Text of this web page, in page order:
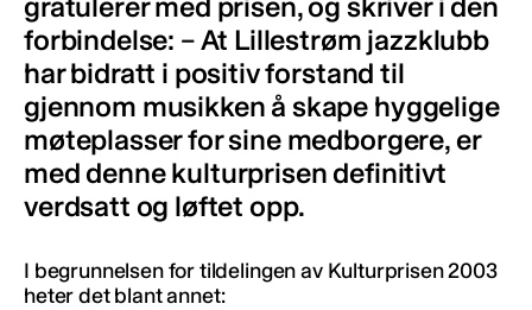
forbindelse: – At Lillestrøm jazzklubb
har bidratt i positiv forstand til
gjennom musikken å skape hyggelige
møteplasser for sine medborgere, er
med denne kulturprisen definitivt
verdsatt og løftet opp.
I begrunnelsen for tildelingen av Kulturprisen 2003
heter det blant annet: